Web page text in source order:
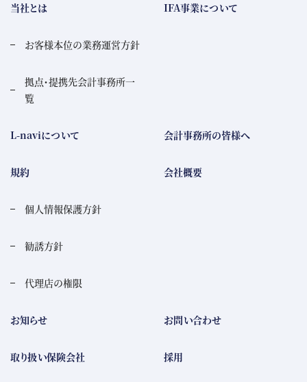
当社とは
お客様本位の業務運営方針
拠点・提携先会計事務所一
覧
IFA事業について
L-naviについて 会計事務所の皆様へ
規約
個人情報保護方針
勧誘方針
代理店の権限
会社概要
お知らせ お問い合わせ
取り扱い保険会社 採用